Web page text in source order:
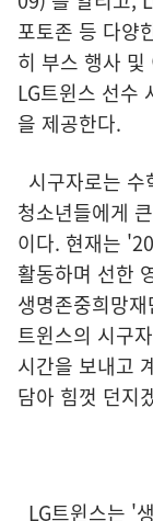
포토존 등 다양
히 부스 행사
LG트윈스 선수
을 제공한다.
시구자로는
청소년들에게
이다. 현재는
활동하며 선한
생명존중희망
트윈스의 시구
시간을 보내고
담아 힘껏 던지
LG트윈스는 '